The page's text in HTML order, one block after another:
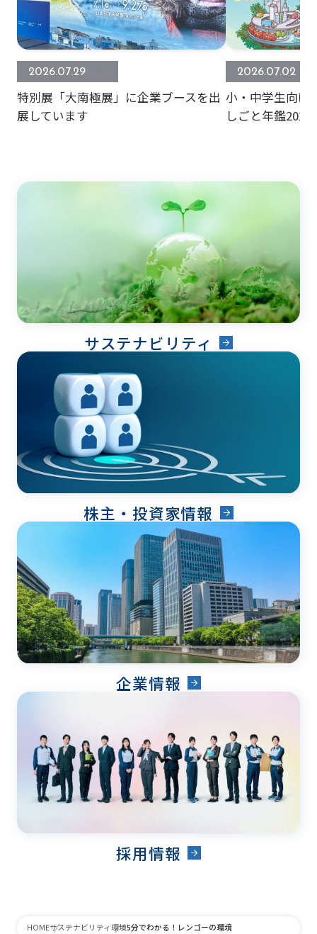
2026.07.29
特別展「大南極展」に企業ブースを出
展しています
2026.07.02
小・中学生向け
しごと年鑑
サステナビリティ
株主・投資家情報
企業情報
採用情報
HOMEサステナビリティ環境5分でわかる！レンゴーの環境